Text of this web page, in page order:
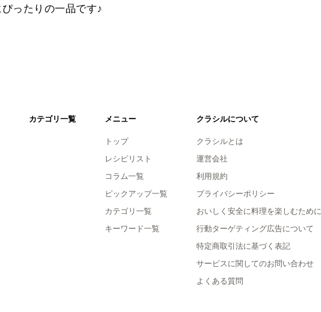
ったりの一品です♪
カテゴリ一覧 メニュー
トップ
レシピリスト
コラム一覧
ピックアップ一覧
カテゴリ一覧
キーワード一覧
クラシルについて
クラシルとは
運営会社
利用規約
プライバシーポリシー
おいしく安全に料理を楽しむために
行動ターゲティング広告について
特定商取引法に基づく表記
サービスに関してのお問い合わせ
よくある質問